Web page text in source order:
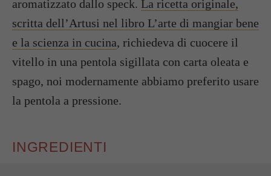
aromatizzato dallo speck. La ricetta originale,
scritta dell’Artusi nel libro L’arte di mangiar bene
e la scienza in cucina, richiedeva di cuocere il
vitello in una pentola sigillata con carta oleata e
spago, noi modernamente abbiamo preferito usare
la pentola a pressione.
INGREDIENTI